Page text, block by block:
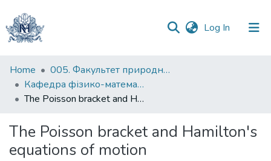
Log In (current)
Communities
&
Collections
Statistics
Home
005. Факультет природничих наук
Кафедра фізико-математичних наук
The Poisson bracket and Hamilton's equations of motion
The Poisson bracket and Hamilton's
equations of motion